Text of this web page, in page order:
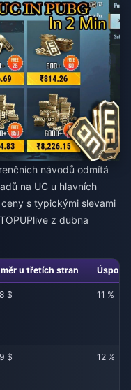
návodů odmítá
na UC u hlavních
s typickými slevami
z dubna
u třetích stran Úspora
$ 11 %
$ 12 %